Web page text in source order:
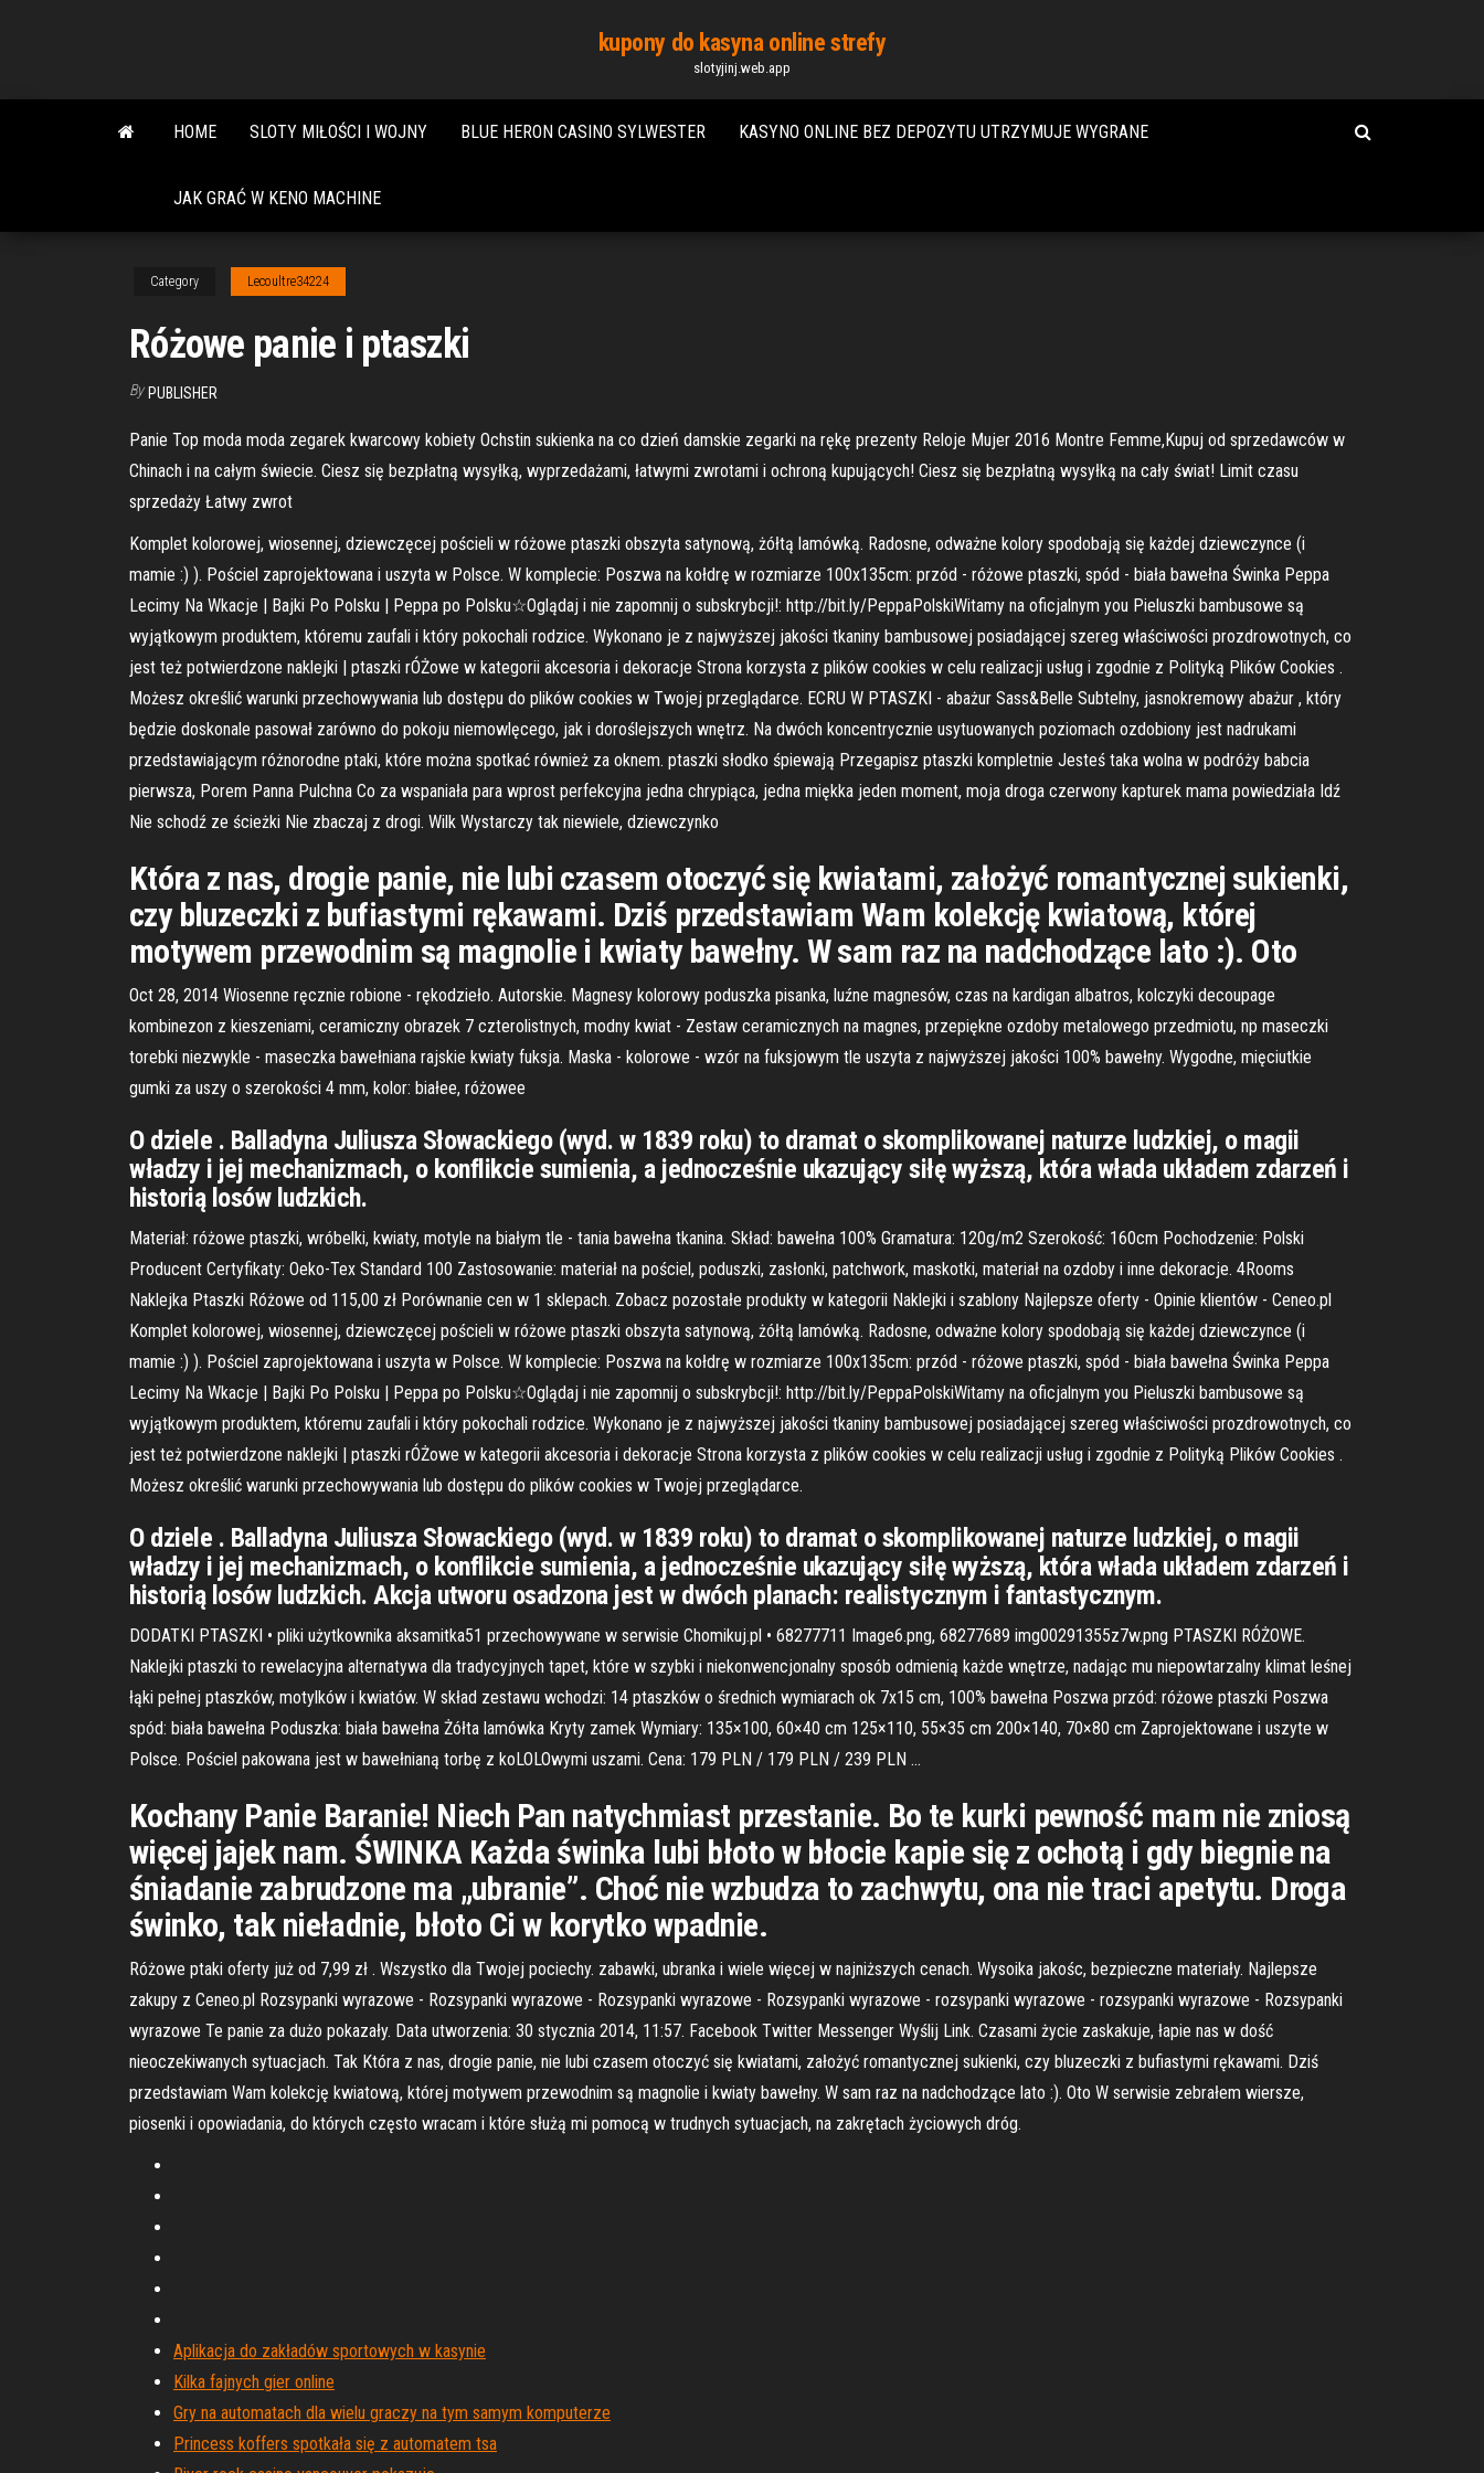
content
kupony do kasyna online strefy
slotyjinj.web.app
HOME SLOTY MIŁOŚCI I WOJNY BLUE HERON CASINO SYLWESTER KASYNO ONLINE BEZ DEPOZYTU UTRZYMUJE WYGRANE
JAK GRAĆ W KENO MACHINE
Category Lecoultre34224
Różowe panie i ptaszki
By PUBLISHER
Panie Top moda moda zegarek kwarcowy kobiety Ochstin sukienka na co dzień damskie zegarki na rękę prezenty Reloje Mujer 2016 Montre Femme,Kupuj od sprzedawców w
Chinach i na całym świecie. Ciesz się bezpłatną wysyłką, wyprzedażami, łatwymi zwrotami i ochroną kupujących! Ciesz się bezpłatną wysyłką na cały świat! Limit czasu
sprzedaży Łatwy zwrot
Komplet kolorowej, wiosennej, dziewczęcej pościeli w różowe ptaszki obszyta satynową, żółtą lamówką. Radosne, odważne kolory spodobają się każdej dziewczynce (i
mamie :) ). Pościel zaprojektowana i uszyta w Polsce. W komplecie: Poszwa na kołdrę w rozmiarze 100x135cm: przód - różowe ptaszki, spód - biała bawełna Świnka Peppa ️
Lecimy Na Wkacje | Bajki Po Polsku | Peppa po Polsku☆Oglądaj i nie zapomnij o subskrybcji!: http://bit.ly/PeppaPolskiWitamy na oficjalnym you Pieluszki bambusowe są
wyjątkowym produktem, któremu zaufali i który pokochali rodzice. Wykonano je z najwyższej jakości tkaniny bambusowej posiadającej szereg właściwości prozdrowotnych, co
jest też potwierdzone naklejki | ptaszki rÓŻowe w kategorii akcesoria i dekoracje Strona korzysta z plików cookies w celu realizacji usług i zgodnie z Polityką Plików Cookies .
Możesz określić warunki przechowywania lub dostępu do plików cookies w Twojej przeglądarce. ECRU W PTASZKI - abażur Sass&Belle Subtelny, jasnokremowy abażur , który
będzie doskonale pasował zarówno do pokoju niemowlęcego, jak i doroślejszych wnętrz. Na dwóch koncentrycznie usytuowanych poziomach ozdobiony jest nadrukami
przedstawiającym różnorodne ptaki, które można spotkać również za oknem. ptaszki słodko śpiewają Przegapisz ptaszki kompletnie Jesteś taka wolna w podróży babcia
pierwsza, Porem Panna Pulchna Co za wspaniała para wprost perfekcyjna jedna chrypiąca, jedna miękka jeden moment, moja droga czerwony kapturek mama powiedziała Idź
Nie schodź ze ścieżki Nie zbaczaj z drogi. Wilk Wystarczy tak niewiele, dziewczynko
Która z nas, drogie panie, nie lubi czasem otoczyć się kwiatami, założyć romantycznej sukienki,
czy bluzeczki z bufiastymi rękawami. Dziś przedstawiam Wam kolekcję kwiatową, której
motywem przewodnim są magnolie i kwiaty bawełny. W sam raz na nadchodzące lato :). Oto
Oct 28, 2014 Wiosenne ręcznie robione - rękodzieło. Autorskie. Magnesy kolorowy poduszka pisanka, luźne magnesów, czas na kardigan albatros, kolczyki decoupage
kombinezon z kieszeniami, ceramiczny obrazek 7 czterolistnych, modny kwiat - Zestaw ceramicznych na magnes, przepiękne ozdoby metalowego przedmiotu, np maseczki
torebki niezwykle - maseczka bawełniana rajskie kwiaty fuksja. Maska - kolorowe - wzór na fuksjowym tle uszyta z najwyższej jakości 100% bawełny. Wygodne, mięciutkie
gumki za uszy o szerokości 4 mm, kolor: białee, różowee
O dziele . Balladyna Juliusza Słowackiego (wyd. w 1839 roku) to dramat o skomplikowanej naturze ludzkiej, o magii
władzy i jej mechanizmach, o konflikcie sumienia, a jednocześnie ukazujący siłę wyższą, która włada układem zdarzeń i
historią losów ludzkich.
Materiał: różowe ptaszki, wróbelki, kwiaty, motyle na białym tle - tania bawełna tkanina. Skład: bawełna 100% Gramatura: 120g/m2 Szerokość: 160cm Pochodzenie: Polski
Producent Certyfikaty: Oeko-Tex Standard 100 Zastosowanie: materiał na pościel, poduszki, zasłonki, patchwork, maskotki, materiał na ozdoby i inne dekoracje. 4Rooms
Naklejka Ptaszki Różowe od 115,00 zł Porównanie cen w 1 sklepach. Zobacz pozostałe produkty w kategorii Naklejki i szablony Najlepsze oferty - Opinie klientów - Ceneo.pl
Komplet kolorowej, wiosennej, dziewczęcej pościeli w różowe ptaszki obszyta satynową, żółtą lamówką. Radosne, odważne kolory spodobają się każdej dziewczynce (i
mamie :) ). Pościel zaprojektowana i uszyta w Polsce. W komplecie: Poszwa na kołdrę w rozmiarze 100x135cm: przód - różowe ptaszki, spód - biała bawełna Świnka Peppa ️
Lecimy Na Wkacje | Bajki Po Polsku | Peppa po Polsku☆Oglądaj i nie zapomnij o subskrybcji!: http://bit.ly/PeppaPolskiWitamy na oficjalnym you Pieluszki bambusowe są
wyjątkowym produktem, któremu zaufali i który pokochali rodzice. Wykonano je z najwyższej jakości tkaniny bambusowej posiadającej szereg właściwości prozdrowotnych, co
jest też potwierdzone naklejki | ptaszki rÓŻowe w kategorii akcesoria i dekoracje Strona korzysta z plików cookies w celu realizacji usług i zgodnie z Polityką Plików Cookies .
Możesz określić warunki przechowywania lub dostępu do plików cookies w Twojej przeglądarce.
O dziele . Balladyna Juliusza Słowackiego (wyd. w 1839 roku) to dramat o skomplikowanej naturze ludzkiej, o magii
władzy i jej mechanizmach, o konflikcie sumienia, a jednocześnie ukazujący siłę wyższą, która włada układem zdarzeń i
historią losów ludzkich. Akcja utworu osadzona jest w dwóch planach: realistycznym i fantastycznym.
DODATKI PTASZKI • pliki użytkownika aksamitka51 przechowywane w serwisie Chomikuj.pl • 68277711 Image6.png, 68277689 img00291355z7w.png PTASZKI RÓŻOWE.
Naklejki ptaszki to rewelacyjna alternatywa dla tradycyjnych tapet, które w szybki i niekonwencjonalny sposób odmienią każde wnętrze, nadając mu niepowtarzalny klimat leśnej
łąki pełnej ptaszków, motylków i kwiatów. W skład zestawu wchodzi: 14 ptaszków o średnich wymiarach ok 7x15 cm, 100% bawełna Poszwa przód: różowe ptaszki Poszwa
spód: biała bawełna Poduszka: biała bawełna Żółta lamówka Kryty zamek Wymiary: 135×100, 60×40 cm 125×110, 55×35 cm 200×140, 70×80 cm Zaprojektowane i uszyte w
Polsce. Pościel pakowana jest w bawełnianą torbę z koLOLOwymi uszami. Cena: 179 PLN / 179 PLN / 239 PLN …
Kochany Panie Baranie! Niech Pan natychmiast przestanie. Bo te kurki pewność mam nie zniosą
więcej jajek nam. ŚWINKA Każda świnka lubi błoto w błocie kapie się z ochotą i gdy biegnie na
śniadanie zabrudzone ma „ubranie”. Choć nie wzbudza to zachwytu, ona nie traci apetytu. Droga
świnko, tak nieładnie, błoto Ci w korytko wpadnie.
Różowe ptaki oferty już od 7,99 zł . Wszystko dla Twojej pociechy. zabawki, ubranka i wiele więcej w najniższych cenach. Wysoika jakośc, bezpieczne materiały. Najlepsze
zakupy z Ceneo.pl Rozsypanki wyrazowe - Rozsypanki wyrazowe - Rozsypanki wyrazowe - Rozsypanki wyrazowe - rozsypanki wyrazowe - rozsypanki wyrazowe - Rozsypanki
wyrazowe Te panie za dużo pokazały. Data utworzenia: 30 stycznia 2014, 11:57. Facebook Twitter Messenger Wyślij Link. Czasami życie zaskakuje, łapie nas w dość
nieoczekiwanych sytuacjach. Tak Która z nas, drogie panie, nie lubi czasem otoczyć się kwiatami, założyć romantycznej sukienki, czy bluzeczki z bufiastymi rękawami. Dziś
przedstawiam Wam kolekcję kwiatową, której motywem przewodnim są magnolie i kwiaty bawełny. W sam raz na nadchodzące lato :). Oto W serwisie zebrałem wiersze,
piosenki i opowiadania, do których często wracam i które służą mi pomocą w trudnych sytuacjach, na zakrętach życiowych dróg.
Aplikacja do zakładów sportowych w kasynie
Kilka fajnych gier online
Gry na automatach dla wielu graczy na tym samym komputerze
Princess koffers spotkała się z automatem tsa